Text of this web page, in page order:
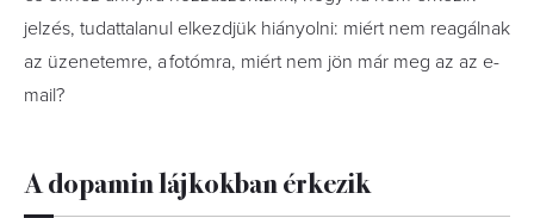
jelzés, tudattalanul elkezdjük hiá­nyolni: miért nem reagálnak
az üzenetemre, a fotómra, miért nem jön már meg az az e-
mail?
A dopamin lájkokban érkezik